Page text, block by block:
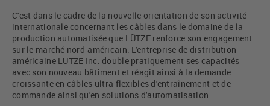
C'est dans le cadre de la nouvelle orientation de son activité
internationale concernant les câbles dans le domaine de la
production automatisée que LÜTZE renforce son engagement
sur le marché nord-américain. L'entreprise de distribution
américaine LUTZE Inc. double pratiquement ses capacités
avec son nouveau bâtiment et réagit ainsi à la demande
croissante en câbles ultra flexibles d'entraînement et de
commande ainsi qu'en solutions d'automatisation.